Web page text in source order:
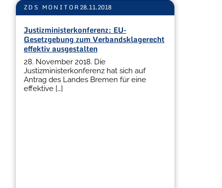
ZDS MONITOR 28.11.2018
Justizministerkonferenz: EU-
Gesetzgebung zum Verbandsklagerecht
effektiv ausgestalten
28. November 2018. Die
Justizministerkonferenz hat sich auf
Antrag des Landes Bremen für eine
effektive […]